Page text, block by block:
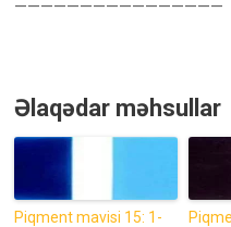
————————————————
Əlaqədar məhsullar
Piqment mavisi 15: 1-